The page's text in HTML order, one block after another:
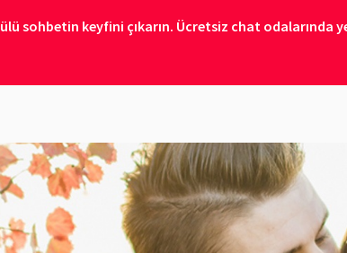
sohbetin keyfini çıkarın. Ücretsiz chat odalarında